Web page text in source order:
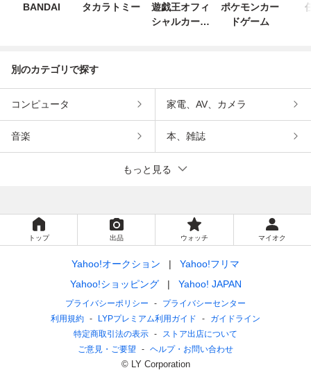
BANDAI タカラトミー
遊戯王オフィ
シャルカード
ポケモンカー
ドゲーム
別のカテゴリで探す
コンピュータ 家電、AV、カメラ
音楽 本、雑誌
もっと見る
トップ 出品 ウォッチ マイオク
Yahoo!オークション
Yahoo!フリマ
Yahoo!ショッピング
Yahoo! JAPAN
プライバシーポリシー
プライバシーセンター
利用規約
LYPプレミアム利用ガイド
ガイドライン
特定商取引法の表示
ストア出店について
ご意見・ご要望
ヘルプ・お問い合わせ
© LY Corporation